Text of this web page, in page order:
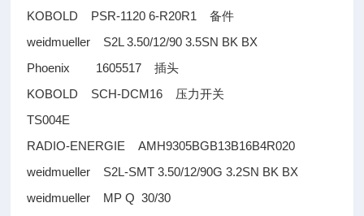
KOBOLD PSR-1120 6-R20R1备件
weidmueller S2L 3.50/12/90 3.5SN BK BX
Phoenix 1605517插头
KOBOLD SCH-DCM16 压力开关
TS004E
RADIO-ENERGIE AMH9305BGB13B16B4R020
weidmueller S2L-SMT 3.50/12/90G 3.2SN BK BX
weidmueller MP Q 30/30